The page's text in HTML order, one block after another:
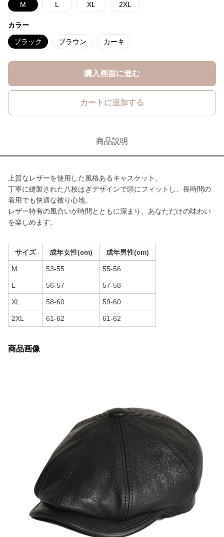
M L XL 2XL
カラー
ブラック ブラウン カーキ
購入画面に進む
カートに追加する
商品説明
上質なレザーを使用した風格あるキャスケット。
丁寧に縫製された八枚はぎデザインで頭にフィットし、長時間の
着用でも快適な被り心地。
レザー特有の風合いが時間とともに深まり、あなただけの味わい
を楽しめます。
サイズ 成年女性(cm) 成年男性(cm)
M 53-55 55-56
L 56-57 57-58
XL 58-60 59-60
2XL 61-62 61-62
商品画像